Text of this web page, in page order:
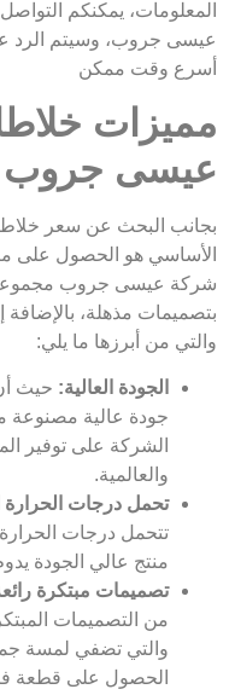
المعلومات، يمكنكم
عيسى جروب، وسيتم الرد
أسرع وقت ممكن
مميزات
عيسى جروب
بجانب البحث عن سعر
الأساسي هو الحصول على
شركة عيسى جروب
بتصميمات مذهلة، بالإضافة
والتي من أبرزها ما يلي:
الجودة العالية: حيث
جودة عالية مصنوعة
الشركة على توفير
والعالمية.
تحمل درجات الحرارة
تتحمل درجات
منتج عالي الجودة
تصميمات مبتكرة
من التصميمات
والتي تضفي لمسة
الحصول على قطعة